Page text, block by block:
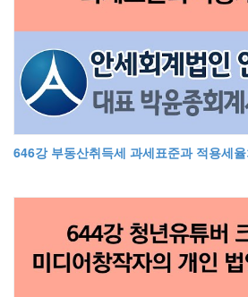
646강 부동산취득세 과세표준과 적용세